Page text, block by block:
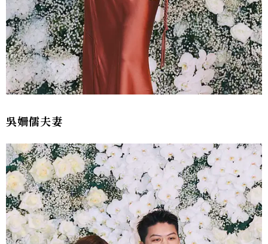
吳姍儒夫妻